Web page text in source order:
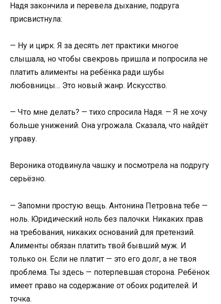
Надя закончила и перевела дыхание, подруга
присвистнула:
— Ну и цирк. Я за десять лет практики многое
слышала, но чтобы свекровь пришла и попросила не
платить алименты на ребёнка ради шубы
любовницы… Это новый жанр. Искусство.
— Что мне делать? — тихо спросила Надя. — Я не хочу
больше унижений. Она угрожала. Сказала, что найдёт
управу.
Вероника отодвинула чашку и посмотрела на подругу
серьёзно.
— Запомни простую вещь. Антонина Петровна тебе —
ноль. Юридический ноль без палочки. Никаких прав
на требования, никаких оснований для претензий.
Алименты обязан платить твой бывший муж. И
только он. Если не платит — это его долг, а не твоя
проблема. Ты здесь — потерпевшая сторона. Ребёнок
имеет право на содержание от обоих родителей. И
точка.